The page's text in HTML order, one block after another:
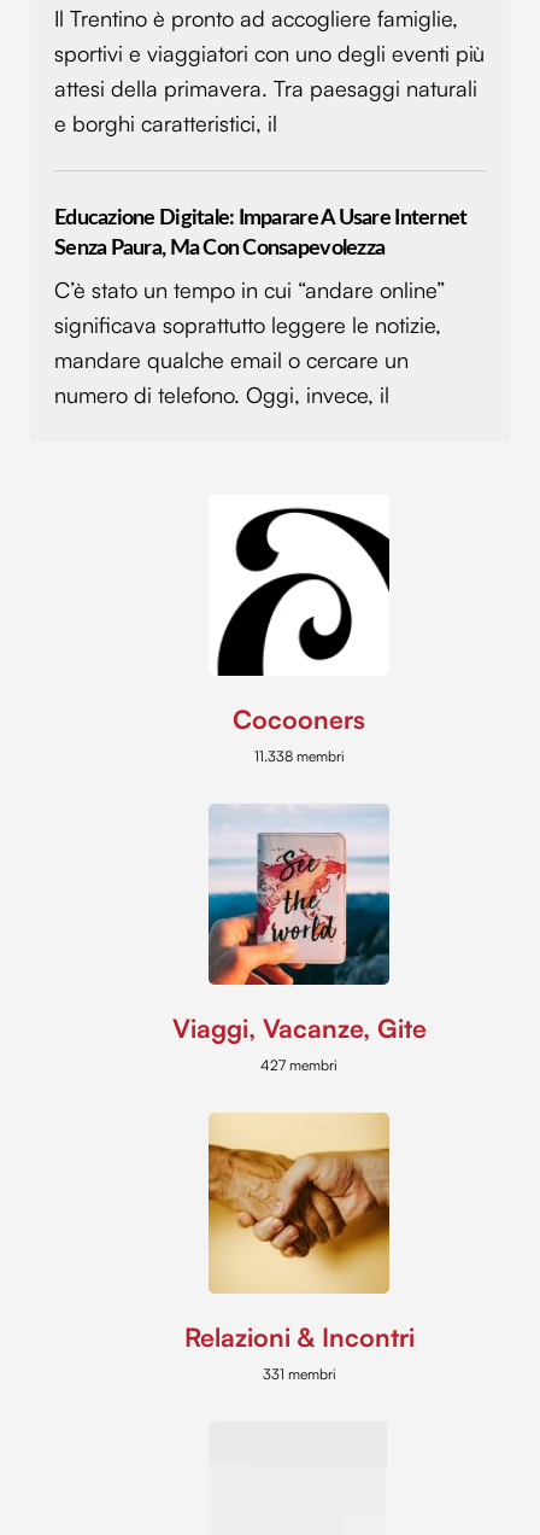
Il Trentino è pronto ad accogliere famiglie,
sportivi e viaggiatori con uno degli eventi più
attesi della primavera. Tra paesaggi naturali
e borghi caratteristici, il
Educazione Digitale: Imparare A Usare Internet
Senza Paura, Ma Con Consapevolezza
C’è stato un tempo in cui “andare online”
significava soprattutto leggere le notizie,
mandare qualche email o cercare un
numero di telefono. Oggi, invece, il
Cocooners
11.338 membri
Viaggi, Vacanze, Gite
427 membri
Relazioni & Incontri
331 membri